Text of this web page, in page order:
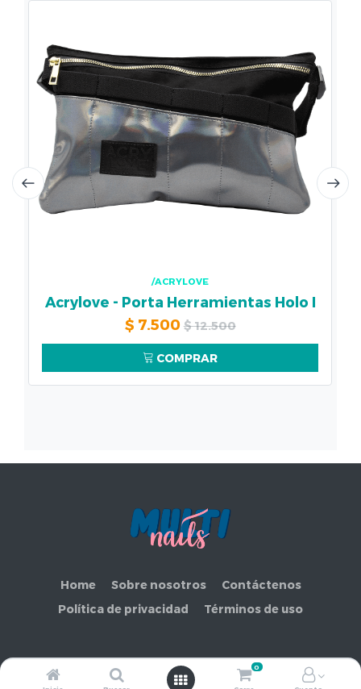
0
/ACRYLOVE
Acrylove - Porta Herramientas Holo I
$ 7.500 $12.500
COMPRAR
Home Sobre nosotros
Contáctenos
Política de privacidad
Términos de uso
Copyright ©COMERCIAL MAKEMORE LIMITADA